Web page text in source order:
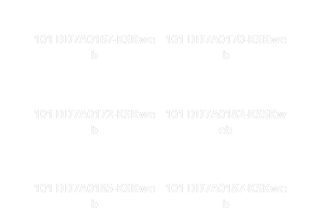
101 DD7A0167-KSKwe
b
101 DD7A0170-KSKwe
b
101 DD7A0172-KSKwe
b
101 DD7A0182-KS5Kw
eb
101 DD7A0185-KSKwe
b
101 DD7A0187-KSKwe
b